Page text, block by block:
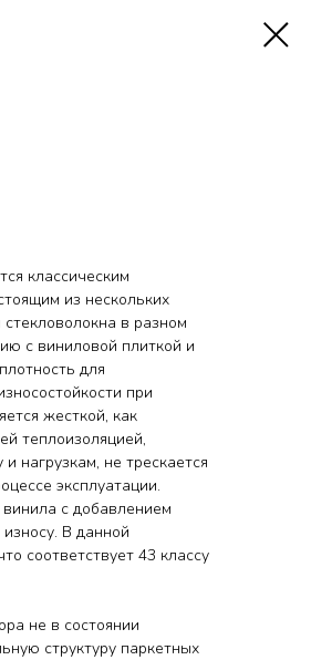
классическим
из нескольких
в разном
с виниловой плиткой и
для
при
жесткой, как
теплоизоляцией,
нагрузкам, не трескается
эксплуатации.
с добавлением
В данной
соответствует 43 классу
не в состоянии
структуру паркетных